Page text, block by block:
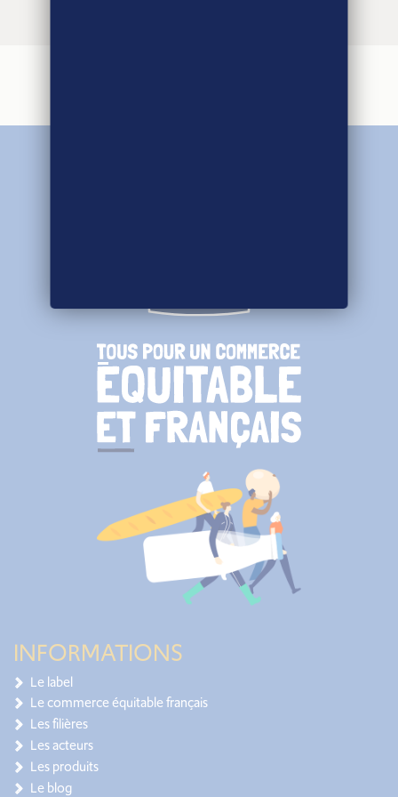
INFORMATIONS
Le label
Le commerce équitable français
Les filières
Les acteurs
Les produits
Le blog